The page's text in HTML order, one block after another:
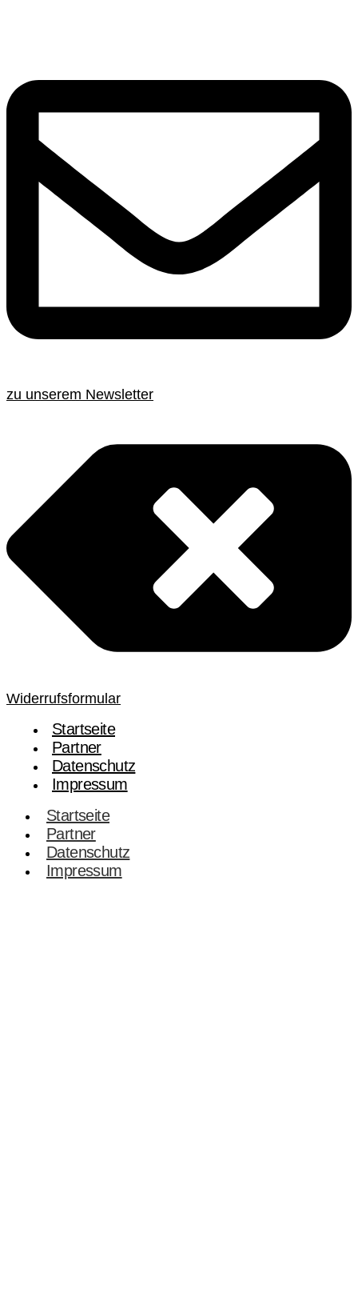
zu unserem Newsletter
Widerrufsformular
Startseite
Partner
Datenschutz
Impressum
Startseite
Partner
Datenschutz
Impressum